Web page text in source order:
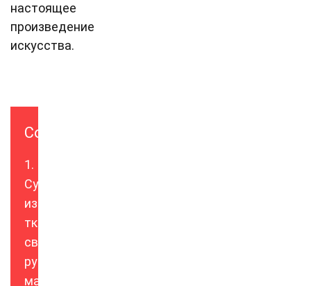
настоящее
произведение
искусства.
Содержание
Сумка
из
ткани
своими
руками:
мастер-